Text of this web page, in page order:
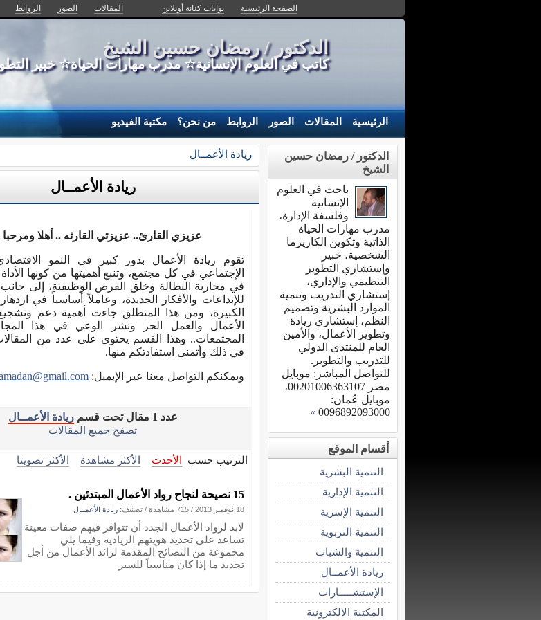
الصفحة الرئيسية بوابات كنانة أونلاين المقالات الصور الروابط
الدكتور / رمضان حسين الشيخ
كاتب في العلوم الإنسانية☆ مدرب مهارات الحياة☆ خبير
الرئيسية المقالات الصور الروابط من نحن؟ مكتبة الفيديو
ريادة الأعمــال
ريادة الأعمــال
عزيزي القارئ.. عزيزتي القارئه .. أهلا
تقوم ريادة الأعمال بدور كبير في النمو
الإجتماعي في كل مجتمع، وتنبع أهميتها من كونها الأداة
في محاربة البطالة وخلق الفرص الوظيفية، إلى
للإبداعات والأفكار الجديدة، وعاملاً أساسياً في
الكبيرة، ومن هذا المنطلق جاءت أهمية دعم وتشجيع
الأعمال والعمل الحر ونشر الوعي في هذا
المجتمعات.. وهذا القسم يحتوى على عدد من
في ذلك وأتمنى استفادتكم منها.
ويمكنكم التواصل معنا عبر الإيميل:
عدد 1 مقال تحت قسم
ريادة الأعمــال
تصفح جميع المقالات
الترتيب حسب الأحدث الأكثر مشاهدة الأكثر تصويتا
15 نصيحة لنجاح رواد الأعمال المبتدئين .
18 نوفمبر 2013 / 715 مشاهدة / تصنيف: ريادة الأعمــال
لابد لرواد الأعمال الجدد أن تتوافر فيهم صفات معينة
تساعد على تحديد هويتهم الريادية وفيما يلي
مجموعة من النصائح المقدمة لرائد الأعمال من أجل
تحديد ما إذا كان مناسباً للسير
الدكتور / رمضان حسين
الشيخ
باحث في العلوم
الإنسانية
وفلسفة الإدارة،
مدرب مهارات الحياة
الذاتية وتكوين الكاريزما
الشخصية، خبير
وإستشاري التطوير
التنظيمي والإداري،
إستشاري التدريب وتنمية
الموارد البشرية وتصميم
النظم، إستشاري ريادة
وتطوير الأعمال، والأمين
العام للمنتدى الدولي
للتدريب والتطوير.
للتواصل المباشر: موبايل
مصر 00201006363107،
موبايل عُمان:
0096892093000
»
أقسام الموقع
التنمية البشرية
التنمية الإدارية
التنمية الإسرية
التنمية التربوية
التنمية والشباب
ريادة الأعمــال
الإستشـــــارات
المكتبة الالكترونية